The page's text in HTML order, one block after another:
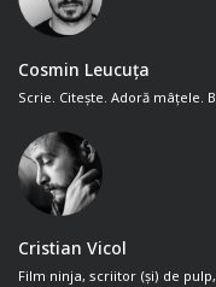
Cosmin Leucuța
Scrie. Citește. Adoră mâțele.
Cristian Vicol
Film ninja, scriitor (și) de